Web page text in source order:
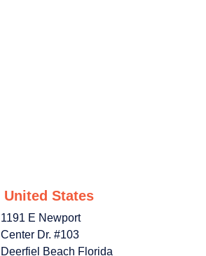
United States
1191 E Newport
Center Dr. #103
Deerfiel Beach Florida